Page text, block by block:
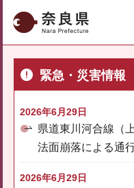
奈良県
緊急・災害情報
2026年6月29日
県道東川河合線（
法面崩落による通
2026年6月29日